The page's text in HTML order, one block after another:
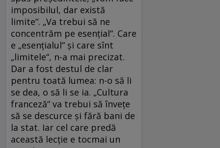
imposibilul, dar există
limite“. „Va trebui să ne
concentrăm pe esenţial“. Care
e „esenţialul“ şi care sînt
„limitele“, n-a mai precizat.
Dar a fost destul de clar
pentru toată lumea: n-o să li
se dea, o să li se ia. „Cultura
franceză“ va trebui să înveţe
să se descurce şi fără bani de
la stat. Iar cel care predă
această lecţie e tocmai un